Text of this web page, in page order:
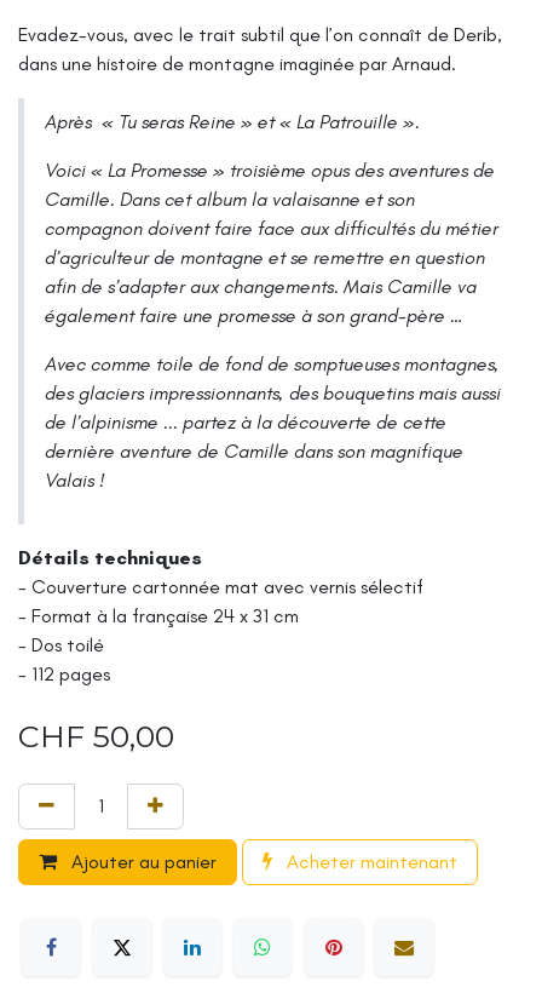
Evadez-vous, avec le trait subtil que l’on connaît de Derib,
dans une histoire de montagne imaginée par Arnaud.
Après « Tu seras Reine » et« La Patrouille ».
Voici « La Promesse » troisième opus des aventures de
Camille. Dans cet album la valaisanne et son
compagnon doivent faire face aux difficultés du métier
d’agriculteur de montagne et se remettre en question
afin de s’adapter aux changements. Mais Camille va
également faire une promesse à son grand-père …
Avec comme toile de fond de somptueuses montagnes,
des glaciers impressionnants, des bouquetins mais aussi
de l’alpinisme ... partez à la découverte de cette
dernière aventure de Camille dans son magnifique
Valais !
Détails techniques
- Couverture cartonnée mat avec vernis sélectif
- Format à la française 24 x 31 cm
- Dos toilé
- 112 pages
CHF 50,00
Ajouter au panier Acheter maintenant